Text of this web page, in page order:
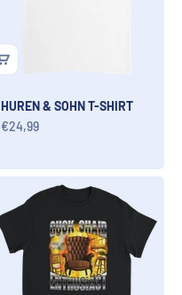
HUREN & SOHN T-SHIRT
Angebot
€24,99